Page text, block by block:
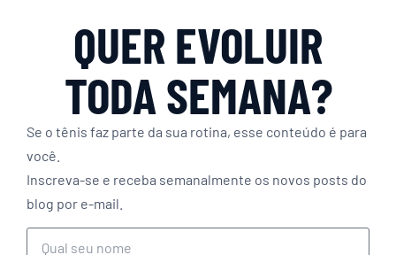
QUER EVOLUIR
TODA SEMANA?
Se o tênis faz parte da sua rotina, esse conteúdo é para
você.
Inscreva-se e receba semanalmente os novos posts do
blog por e-mail.